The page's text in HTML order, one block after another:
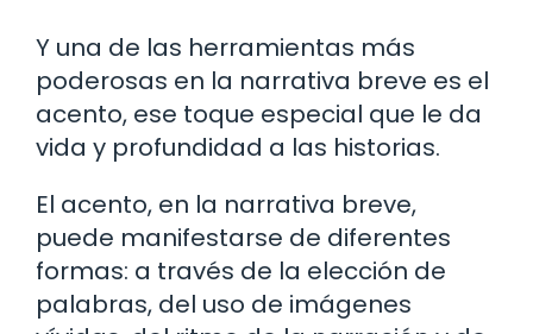
Y una de las herramientas más
poderosas en la narrativa breve es el
acento, ese toque especial que le da
vida y profundidad a las historias.
El acento, en la narrativa breve,
puede manifestarse de diferentes
formas: a través de la elección de
palabras, del uso de imágenes